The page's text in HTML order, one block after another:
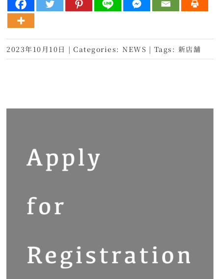
2023年10月10日 | Categories:NEWS | Tags: 新店舗